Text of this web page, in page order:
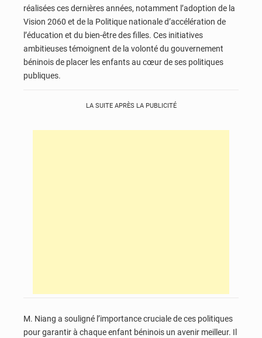
réalisées ces dernières années, notamment l’adoption de la
Vision 2060 et de la Politique nationale d’accélération de
l’éducation et du bien-être des filles. Ces initiatives
ambitieuses témoignent de la volonté du gouvernement
béninois de placer les enfants au cœur de ses politiques
publiques.
LA SUITE APRÈS LA PUBLICITÉ
M. Niang a souligné l’importance cruciale de ces politiques
pour garantir à chaque enfant béninois un avenir meilleur. Il